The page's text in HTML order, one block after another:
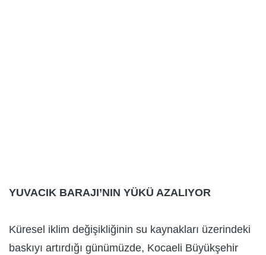
YUVACIK BARAJI’NIN YÜKÜ AZALIYOR
Küresel iklim değişikliğinin su kaynakları üzerindeki
baskıyı artırdığı günümüzde, Kocaeli Büyükşehir